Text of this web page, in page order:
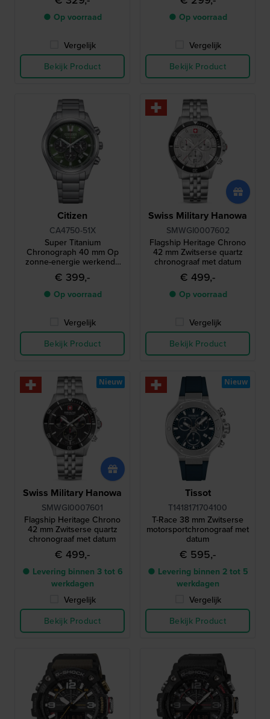
● Op voorraad
Vergelijk
Bekijk Product
met datum
● Op voorraad
Vergelijk
Bekijk Product
Citizen
CA4750-51X
Super Titanium
Chronograph 40 mm Op
zonne-energie werkende
titanium quartz chronograaf
met datum
€ 399,-
● Op voorraad
Vergelijk
Bekijk Product
Swiss Military Hanowa
SMWGI0007602
Flagship Heritage Chrono
42 mm Zwitserse quartz
chronograaf met datum
€ 499,-
● Op voorraad
Vergelijk
Bekijk Product
Swiss Military Hanowa
SMWGI0007601
Flagship Heritage Chrono
42 mm Zwitserse quartz
chronograaf met datum
€ 499,-
● Levering binnen 3 tot 6
werkdagen
Vergelijk
Bekijk Product
Nieuw
Tissot
T1418171704100
T-Race 38 mm Zwitserse
motorsportchronograaf met
datum
€ 595,-
● Levering binnen 2 tot 5
werkdagen
Vergelijk
Bekijk Product
Nieuw